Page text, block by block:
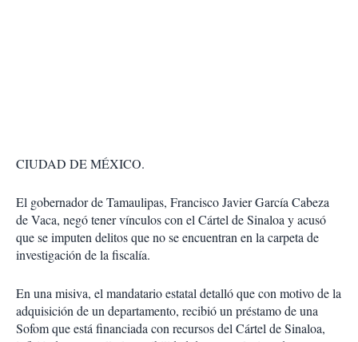
CIUDAD DE MÉXICO.
El gobernador de Tamaulipas, Francisco Javier García Cabeza
de Vaca, negó tener vínculos con el Cártel de Sinaloa y acusó
que se imputen delitos que no se encuentran en la carpeta de
investigación de la fiscalía.
En una misiva, el mandatario estatal detalló que con motivo de la
adquisición de un departamento, recibió un préstamo de una
Sofom que está financiada con recursos del Cártel de Sinaloa,